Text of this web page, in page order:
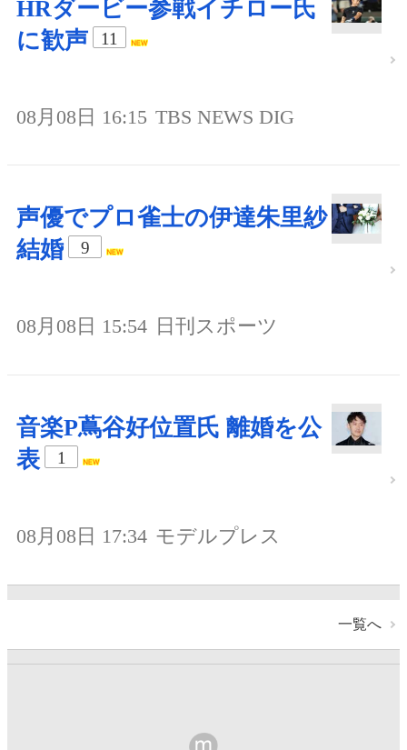
HRダービー参戦イチロー氏
に歓声
11
08月08日 16:15 TBS NEWS DIG
声優でプロ雀士の伊達朱里紗
結婚
9
08月08日 15:54 日刊スポーツ
音楽P蔦谷好位置氏 離婚を公
表
1
08月08日 17:34 モデルプレス
一覧へ